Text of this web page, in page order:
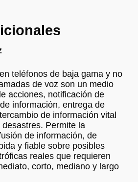
teléfonos de baja gama y no
de voz son un medio
acciones, notificación de
información, entrega de
de información vital
Permite la
de información, de
y fiable sobre posibles
reales que requieren
corto, mediano y largo